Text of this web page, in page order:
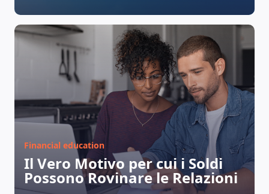
Financial education
Il Vero Motivo per cui i Soldi
Possono Rovinare le Relazioni